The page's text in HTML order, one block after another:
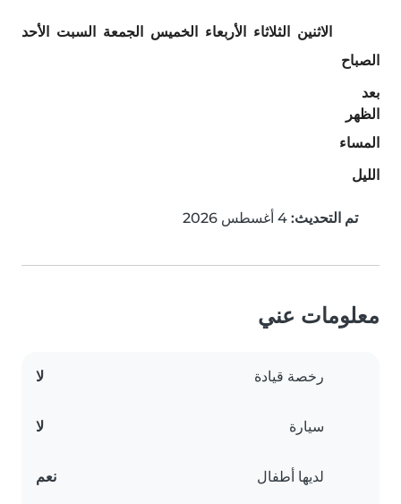
الاثنين الثلاثاء الأربعاء الخميس الجمعة السبت
الأحد
الصباح
بعد
الظهر
المساء
الليل
تم التحديث:
معلومات عني
رخصة قيادة لا
سيارة لا
لديها أطفال نعم